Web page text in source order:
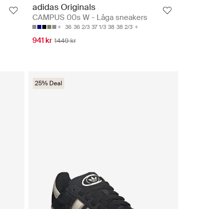
adidas Originals
CAMPUS 00s W - Låga sneakers
36 36 2/3 37 1/3 38 38 2/3
941 kr 1449 kr
25% Deal